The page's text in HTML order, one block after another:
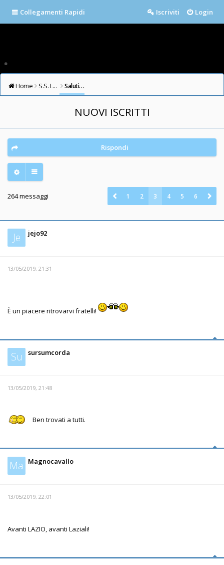
Collegamenti Rapidi Login
Iscriviti
Home S.S. LAZIO FORUM Saluti e Presentazioni
NUOVI ISCRITTI
Rispondi
264 messaggi 1 2 3 4 5 6
Je jejo92
13/05/2019, 21:31
È un piacere ritrovarvi fratelli!
Su sursumcorda
13/05/2019, 21:48
Ben trovati a tutti.
Ma Magnocavallo
13/05/2019, 22:01
Avanti LAZIO, avanti Laziali!